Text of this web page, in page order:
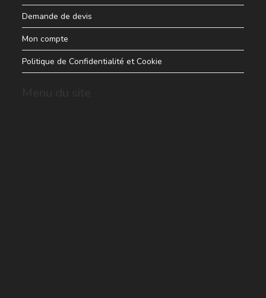
Demande de devis
Mon compte
Politique de Confidentialité et Cookie